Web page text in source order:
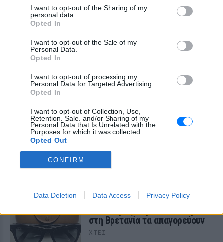
I want to opt-out of the Sharing of my
personal data.
Opted In
I want to opt-out of the Sale of my
Personal Data.
Opted In
I want to opt-out of processing my
Personal Data for Targeted Advertising.
Opted In
I want to opt-out of Collection, Use,
Retention, Sale, and/or Sharing of my
Personal Data that Is Unrelated with the
Purposes for which it was collected.
Opted Out
CONFIRM
Data Deletion Data Access Privacy Policy
με αγέλη λύκων εξηγεί γιατί
δεν επενέβη
«Κρατάμε την επιστημονική απόσταση,
δεν είναι δυνατόν να πάω να επέμβω,
στο protothema.gr ο διδάκτορας
ζωολογίας του ΑΠΘ, Θεόδωρος Κομηνός
Για πάντα στη Ρεάλ Μαδρίτης ο
Βινίσιους: Υπογράφει νέο
εξαετές συμβόλαιο ο
ΧΤΕΣ
Σύμφωνα με τον Φαμπρίτσιο Ρομάνο ο
Βραζιλιάνος είναι έτοιμος να αποδεχτεί
Meta έξυπνα γυαλιά: Γιατί
στη Βρετανία τα απαγορεύουν
ΧΤΕΣ